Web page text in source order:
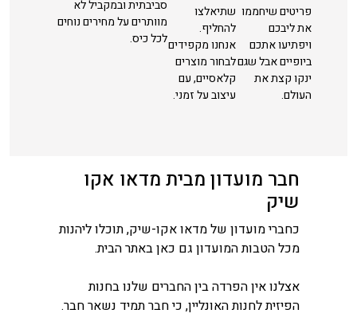
פריטים שיחממו
את ליבכם
ויפתיעו אתכם
ביופיים אבל שגם
ינקו קצת את
העולם.
שתיאלצו
להחליף.
אנחנו מקפידים
לבחור מוצרים
קלאסיים, עם
עיצוב על זמני.
סביבתית ובמקביל לא
מוותרים על מחירים נוחים
לכל כיס.
חבר מועדון מבית מדאו אקו
שיק
כחברי מועדון של מדאו אקו-שיק, תוכלו ליהנות
מכל הטבות המועדון גם כאן באתר הבית.
אצלנו אין הפרדה בין החברים שלנו בחנות
הפיזית לחנות האונליין, כי חבר תמיד נשאר חבר.